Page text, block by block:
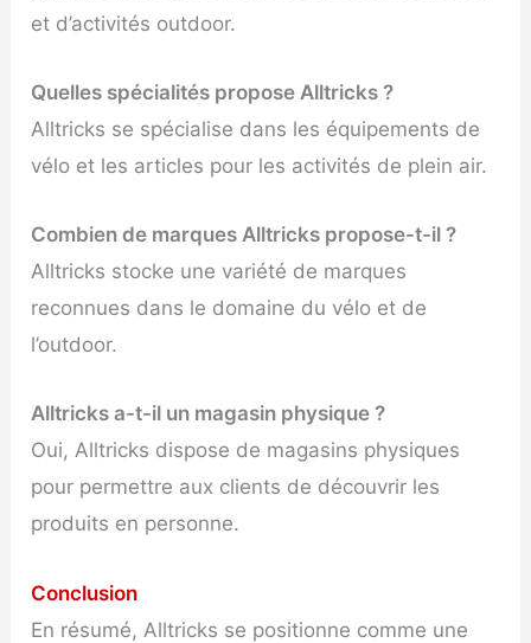
et d’activités outdoor.
Quelles spécialités propose Alltricks ?
Alltricks se spécialise dans les équipements de
vélo et les articles pour les activités de plein air.
Combien de marques Alltricks propose-t-il ?
Alltricks stocke une variété de marques
reconnues dans le domaine du vélo et de
l’outdoor.
Alltricks a-t-il un magasin physique ?
Oui, Alltricks dispose de magasins physiques
pour permettre aux clients de découvrir les
produits en personne.
Conclusion
En résumé, Alltricks se positionne comme une